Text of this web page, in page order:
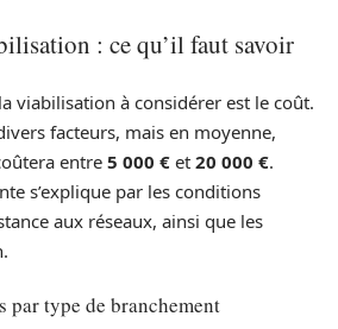
: ce qu’il faut savoir
viabilisation à considérer est le coût.
facteurs, mais en moyenne,
entre5 000 € et 20 000 €.
s’explique par les conditions
aux réseaux, ainsi que les
par type de branchement